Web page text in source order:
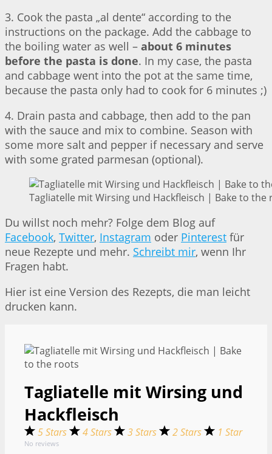
3. Cook the pasta „al dente“ according to the
instructions on the package. Add the cabbage to
the boiling water as well – about 6 minutes
before the pasta is done. In my case, the pasta
and cabbage went into the pot at the same time,
because the pasta only had to cook for 6 minutes ;)
4. Drain pasta and cabbage, then add to the pan
with the sauce and mix to combine. Season with
some more salt and pepper if necessary and serve
with some grated parmesan (optional).
Tagliatelle mit Wirsing und Hackfleisch | Bake to the
Du willst noch mehr? Folge dem Blog auf
Facebook, Twitter, Instagram oder Pinterest für
neue Rezepte und mehr. Schreibt mir, wenn Ihr
Fragen habt.
Hier ist eine Version des Rezepts, die man leicht
drucken kann.
Tagliatelle mit Wirsing und
Hackfleisch
5 Stars 4 Stars 3 Stars 2 Stars 1 Star
No reviews